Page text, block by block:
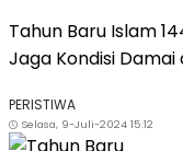
Tahun Baru Islam
Jaga Kondisi Damai
PERISTIWA
Selasa, 9-Juli-2024 15:12